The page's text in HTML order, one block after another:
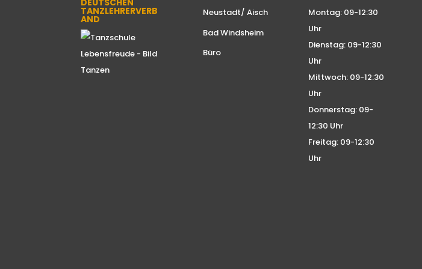
DEUTSCHEN
TANZLEHRERVERB
AND
Neustadt/ Aisch
Bad Windsheim
Büro
Montag: 09-12:30
Uhr
Dienstag: 09-12:30
Uhr
Mittwoch: 09-12:30
Uhr
Donnerstag: 09-
12:30 Uhr
Freitag: 09-12:30
Uhr